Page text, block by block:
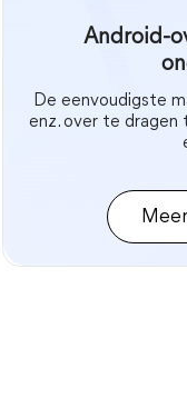
Android-
De eenvoudigste
enz. over te dragen